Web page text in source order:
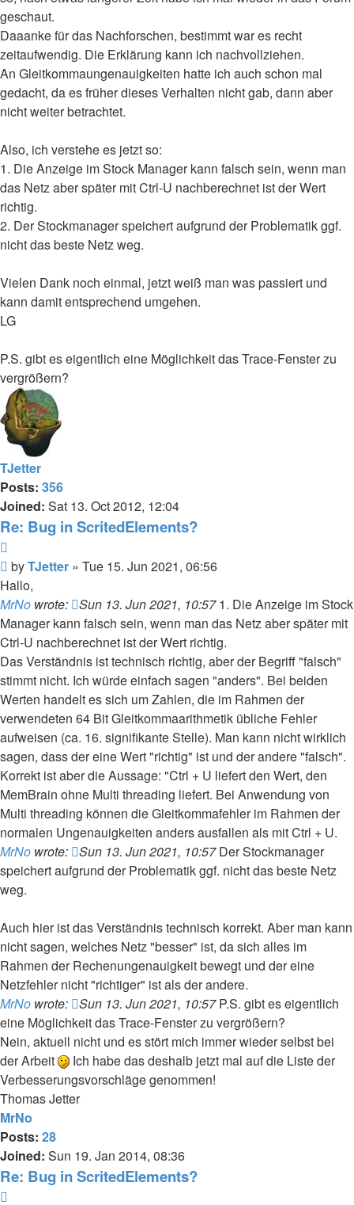
geschaut.
Daaanke für das Nachforschen, bestimmt war es recht
zeitaufwendig. Die Erklärung kann ich nachvollziehen.
An Gleitkommaungenauigkeiten hatte ich auch schon mal
gedacht, da es früher dieses Verhalten nicht gab, dann aber
nicht weiter betrachtet.
Also, ich verstehe es jetzt so:
1. Die Anzeige im Stock Manager kann falsch sein, wenn man
das Netz aber später mit Ctrl-U nachberechnet ist der Wert
richtig.
2. Der Stockmanager speichert aufgrund der Problematik ggf.
nicht das beste Netz weg.
Vielen Dank noch einmal, jetzt weiß man was passiert und
kann damit entsprechend umgehen.
LG
P.S. gibt es eigentlich eine Möglichkeit das Trace-Fenster zu
vergrößern?
TJetter
Posts: 356
Joined: Sat 13. Oct 2012, 12:04
Re: Bug in ScritedElements?
Post
byTJetter » Tue 15. Jun 2021, 06:56
Hallo,
MrNo wrote: Sun 13. Jun 2021, 10:571. Die Anzeige im Stock
Manager kann falsch sein, wenn man das Netz aber später mit
Ctrl-U nachberechnet ist der Wert richtig.
Das Verständnis ist technisch richtig, aber der Begriff "falsch"
stimmt nicht. Ich würde einfach sagen "anders". Bei beiden
Werten handelt es sich um Zahlen, die im Rahmen der
verwendeten 64 Bit Gleitkommaarithmetik übliche Fehler
aufweisen (ca. 16. signifikante Stelle). Man kann nicht wirklich
sagen, dass der eine Wert "richtig" ist und der andere "falsch".
Korrekt ist aber die Aussage: "Ctrl + U liefert den Wert, den
MemBrain ohne Multi threading liefert. Bei Anwendung von
Multi threading können die Gleitkommafehler im Rahmen der
normalen Ungenauigkeiten anders ausfallen als mit Ctrl + U.
MrNo wrote: Sun 13. Jun 2021, 10:57Der Stockmanager
speichert aufgrund der Problematik ggf. nicht das beste Netz
weg.
Auch hier ist das Verständnis technisch korrekt. Aber man kann
nicht sagen, welches Netz "besser" ist, da sich alles im
Rahmen der Rechenungenauigkeit bewegt und der eine
Netzfehler nicht "richtiger" ist als der andere.
MrNo wrote: Sun 13. Jun 2021, 10:57P.S. gibt es eigentlich
eine Möglichkeit das Trace-Fenster zu vergrößern?
Nein, aktuell nicht und es stört mich immer wieder selbst bei
der Arbeit
Ich habe das deshalb jetzt mal auf die Liste der
Verbesserungsvorschläge genommen!
Thomas Jetter
MrNo
Posts: 28
Joined: Sun 19. Jan 2014, 08:36
Re: Bug in ScritedElements?